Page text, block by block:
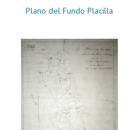
Plano del Fundo Placilla